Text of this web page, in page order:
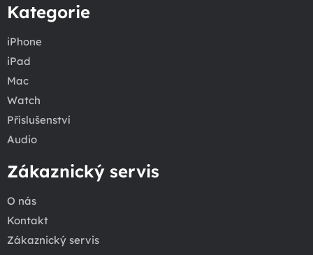
Kategorie
iPhone
iPad
Mac
Watch
Příslušenství
Audio
Zákaznický servis
O nás
Kontakt
Zákaznický servis